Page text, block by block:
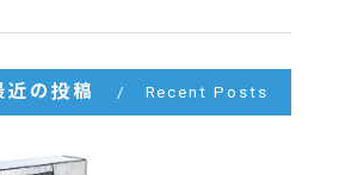
近の投稿 Recent Posts